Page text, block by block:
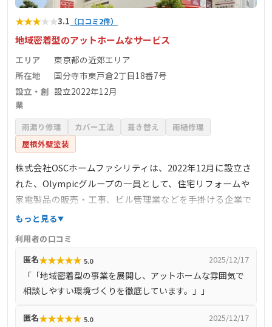
★★★★★3.1 （口コミ2件）
地域密着型のアットホームなサービス
エリア
東京都の近郊エリア
所在地
国分寺市東戸倉2丁目18番7号
設立・創
業
設立2022年12月
雨漏り修理 カバー工法 葺き替え
雨樋修理
屋根外壁塗装
株式会社OSCホームファシリティは、2022年12月に設立さ
れた、Olympicグループの一員として、住宅リフォームや
家電製品の販売・工事、ビル管理業などを手掛ける企業で
す。東京都国分寺市に本社を構え、東京都、埼玉県、千葉
の事業を展開し、アットホームな雰囲気で相談しやすい環
境づくりを徹底しています。特に、家電製品の販売から設
置、アフターサービスまで一貫して対応しており、住まい
に関する幅広いサポートを提供しています。
もっと見る
利用者の口コミ
匿名★★★★★ 5.0 2025/12/17
「「地域密着型の事業を展開し、アットホームな雰囲気で
相談しやすい環境づくりを徹底しています。」」
匿名★★★★★ 5.0 2025/12/17